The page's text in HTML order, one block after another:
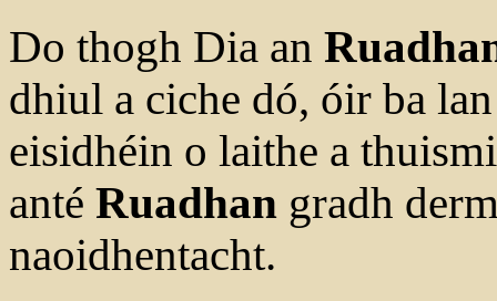
Do thogh Dia an
dhiul a ciche dó, óir ba
eisidhéin o laithe a
anté Ruadhan gradh
naoidhentacht.